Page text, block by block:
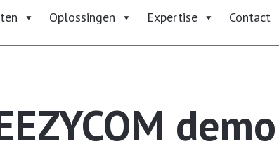
Oplossingen Expertise Contact